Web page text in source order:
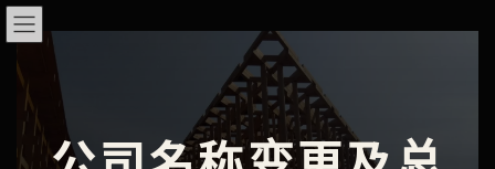
Skip
to
content
Skip
to
Navigation